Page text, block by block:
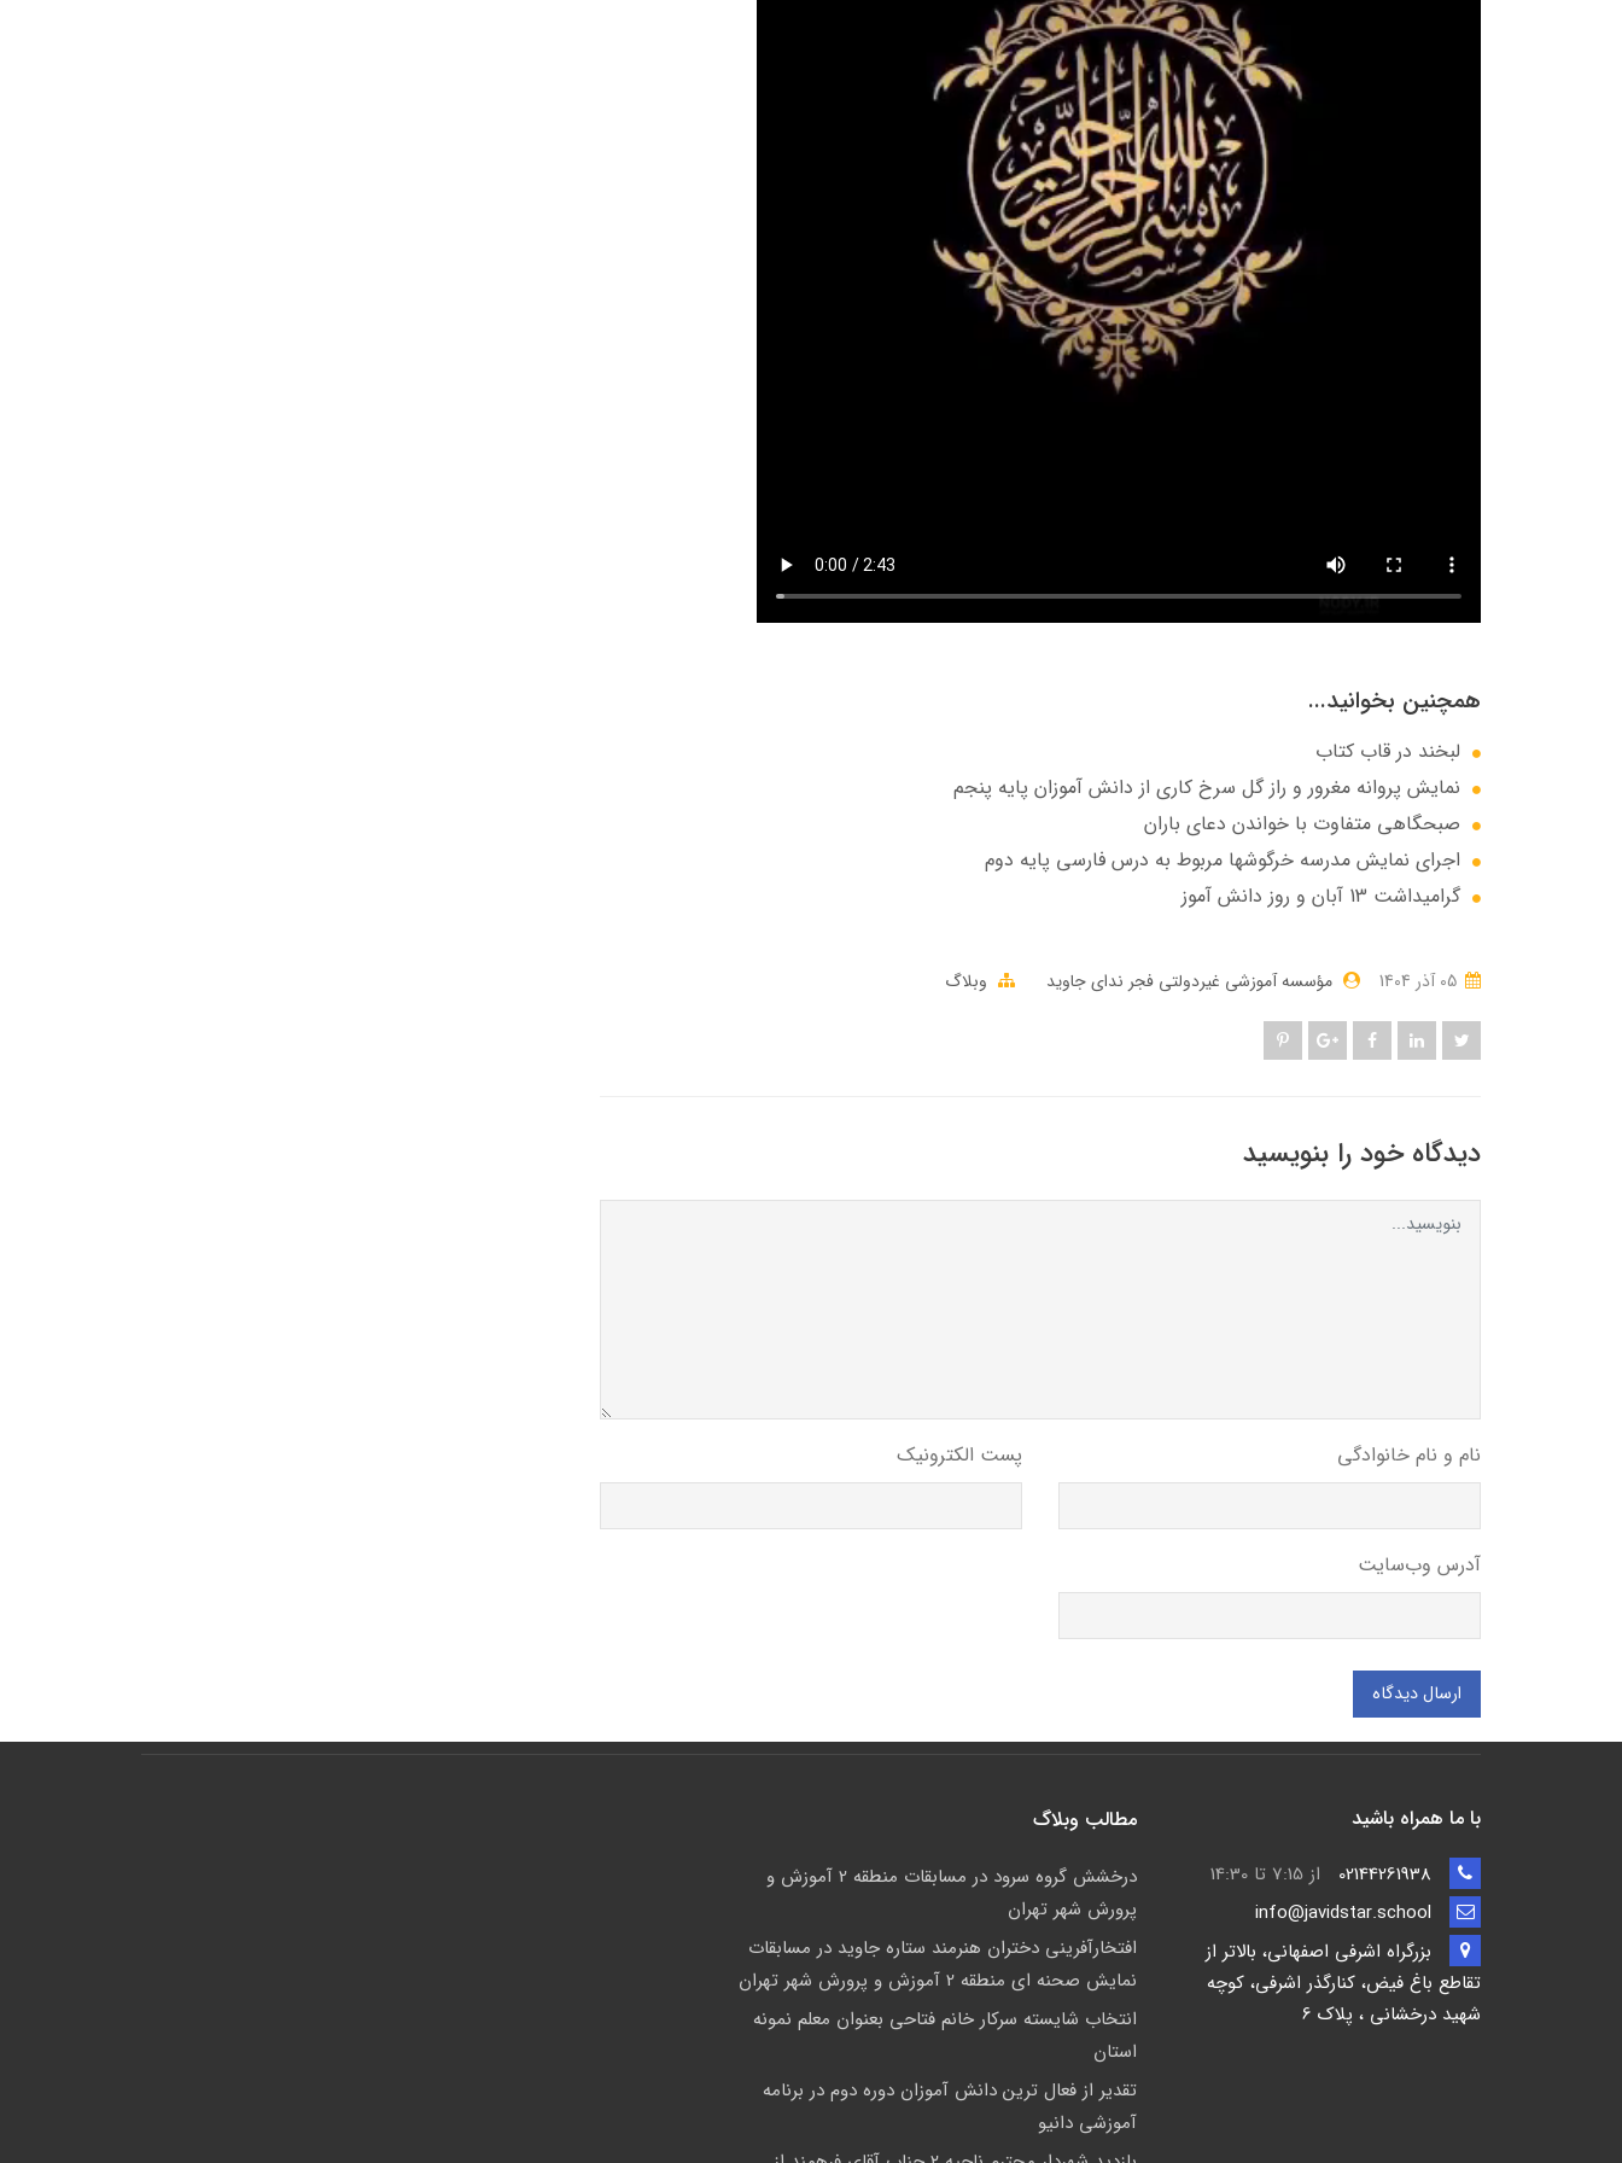
همچنین بخوانید...
لبخند در قاب کتاب
نمایش پروانه مغرور و راز گل سرخ کاری از دانش آموزان پایه پنجم
صبحگاهی متفاوت با خواندن دعای باران
اجرای نمایش مدرسه خرگوشها مربوط به درس فارسی پایه دوم
گرامیداشت 13 آبان و روز دانش آموز
مؤسسه آموزشی غیردولتی فجر ندای جاوید وبلاگ
دیدگاه خود را بنویسید
نام و نام خانوادگی پست الکترونیک
آدرس وب‌سایت
ارسال دیدگاه
با ما همراه باشید
از 7:15 تا 14:30
بزرگراه اشرفی اصفهانی، بالاتر از
تقاطع باغ فیض، کنارگذر اشرفی، کوچه
شهید درخشانی ، پلاک 6
مطالب وبلاگ
درخشش گروه سرود در مسابقات منطقه 2 آموزش و
پرورش شهر تهران
افتخارآفرینی دختران هنرمند ستاره جاوید در مسابقات
نمایش صحنه ای منطقه 2 آموزش و پرورش شهر تهران
انتخاب شایسته سرکار خانم فتاحی بعنوان معلم نمونه
استان
تقدیر از فعال ترین دانش آموزان دوره دوم در برنامه
آموزشی دانیو